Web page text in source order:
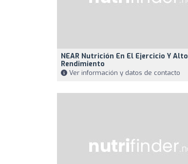
NEAR Nutrición En El Ejercicio Y Alto
Rendimiento
Ver información y datos de contacto